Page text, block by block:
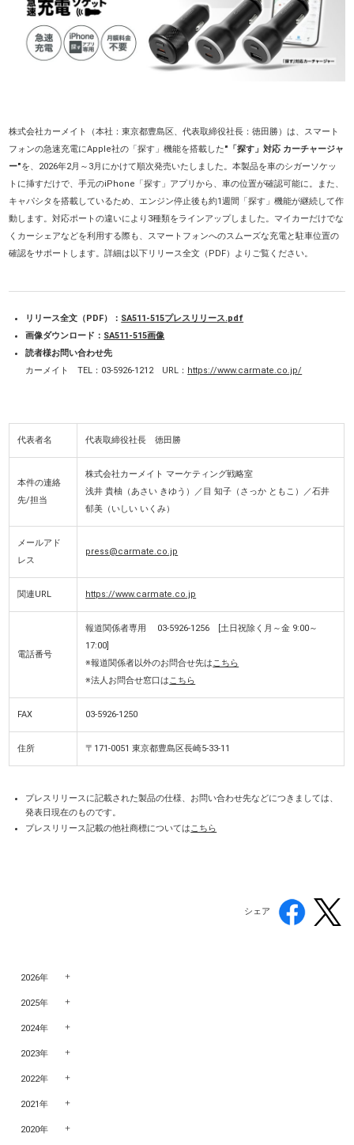
株式会社カーメイト（本社：東京都豊島区、代表取締役社長：徳田勝）は、スマート
フォンの急速充電にApple社の「探す」機能を搭載した"「探す」対応 カーチャージャ
ー"を、2026年2月～3月にかけて順次発売いたしました。本製品を車のシガーソケッ
トに挿すだけで、手元のiPhone「探す」アプリから、車の位置が確認可能に。また、
キャパシタを搭載しているため、エンジン停止後も約1週間「探す」機能が継続して作
動します。対応ポートの違いにより3種類をラインアップしました。マイカーだけでな
くカーシェアなどを利用する際も、スマートフォンへのスムーズな充電と駐車位置の
確認をサポートします。詳細は以下リリース全文（PDF）よりご覧ください。
リリース全文（PDF）： SA511-515プレスリリース.pdf
画像ダウンロード： SA511-515画像
読者様お問い合わせ先
カーメイト TEL：03-5926-1212 URL： https://www.carmate.co.jp/
代表者名 代表取締役社長 徳田勝
本件の連絡
先/担当
株式会社カーメイト マーケティング戦略室
浅井 貴柚（あさい きゆう）／目 知子（さっか ともこ）／石井
郁美（いしい いくみ）
メールアド
レス
press@carmate.co.jp
関連URL https://www.carmate.co.jp
電話番号
報道関係者専用 03-5926-1256 [土日祝除く月～金 9:00～
17:00]
※報道関係者以外のお問合せ先はこちら
※法人お問合せ窓口はこちら
FAX 03-5926-1250
住所 〒171-0051 東京都豊島区長崎5-33-11
プレスリリースに記載された製品の仕様、お問い合わせ先などにつきましては、
発表日現在のものです。
プレスリリース記載の他社商標についてはこちら
シェア
2026年
2025年
2024年
2023年
2022年
2021年
2020年